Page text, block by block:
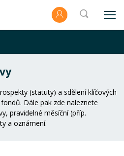
(statuty) a sdělení klíčových
Dále pak zde naleznete
pravidelné měsíční (příp.
a oznámení.